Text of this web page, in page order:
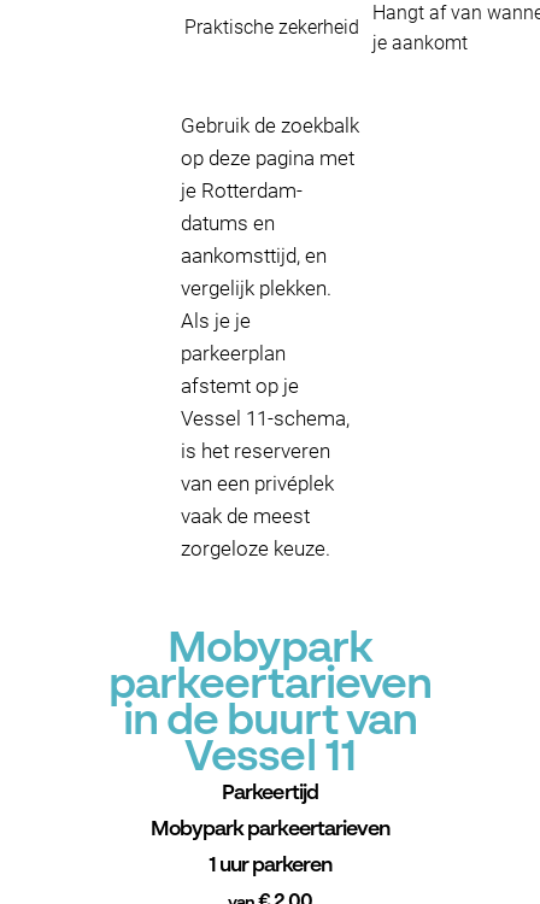
Praktische zekerheid
Hangt af van
je aankomt
Gebruik de zoekbalk
op deze pagina met
je Rotterdam-
datums en
aankomsttijd, en
vergelijk plekken.
Als je je
parkeerplan
afstemt op je
Vessel 11-schema,
is het reserveren
van een privéplek
vaak de meest
zorgeloze keuze.
Mobypark
parkeertarieven
in de buurt van
Vessel 11
Parkeertijd
Mobypark parkeertarieven
1 uur parkeren